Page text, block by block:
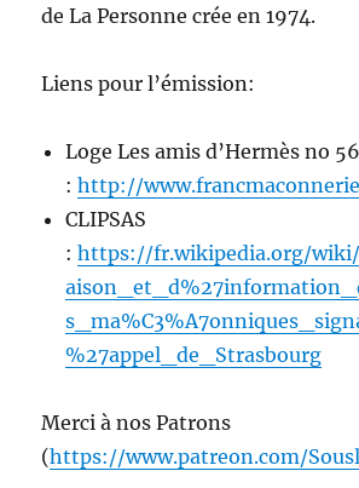
de La Personne crée en 1974.
Liens pour l’émission:
Loge Les amis d’Hermès no 56
:http://
CLIPSAS
:https://fr.wikipedia.org/
%27appel_de_Strasbourg
Merci à nos Patrons
(https://www.patreon.com/